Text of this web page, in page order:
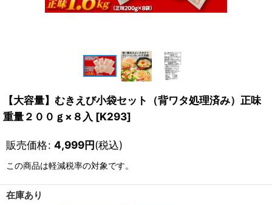
【大容量】むきえび小袋セット（背ワタ処理済み）正味
重量２００ｇ×８入 [K293]
販売価格: 4,999円(税込)
この商品は軽減税率の対象です。
在庫あり